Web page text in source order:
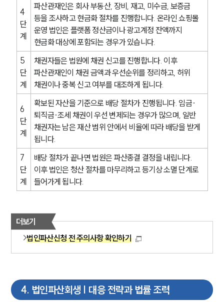
SERVICES
기업법무그룹 업무
전체
PROFESSIONALS
기업전문변호사
ABOUT
그룹소개
오시는 길
글로벌 파트너 로펌
고객의 소리
4
단
계
파산관재인은 회사 부동산, 장비, 재고, 미수금, 보증금
등을 조사하고 현금화 절차를 진행합니다. 온라인 쇼핑몰
운영 법인은 플랫폼 정산금이나 광고계정 잔액까지
현금화 대상에 포함되는 경우가 있습니다.
5
단
계
채권자들은 법원에 채권 신고를 진행합니다. 이후
파산관재인이 채권 금액과 우선순위를 정리하고, 허위
채권이나 중복 신고 여부를 대조하게 됩니다.
6
단
계
확보된 자산을 기준으로 배당 절차가 진행됩니다. 임금·
퇴직금·조세 채권이 우선 변제되는 경우가 많으며, 일반
채권자는 남은 재산 범위 안에서 비율에 따라 배당을 받게
됩니다.
7
단
계
배당 절차가 끝나면 법원은 파산종결 결정을 내립니다.
이후 법인은 청산 절차를 마무리하고 등기상 소멸 단계로
들어가게 됩니다.
더보기
법인파산신청 전 주의사항 확인하기
4. 법인파산회생 | 대응 전략과 법률 조력